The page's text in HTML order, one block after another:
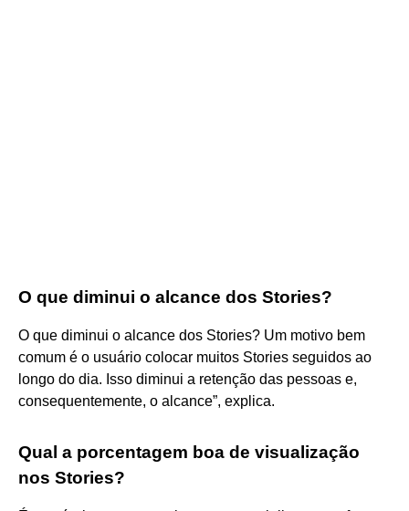
O que diminui o alcance dos Stories?
O que diminui o alcance dos Stories? Um motivo bem
comum é o usuário colocar muitos Stories seguidos ao
longo do dia. Isso diminui a retenção das pessoas e,
consequentemente, o alcance”, explica.
Qual a porcentagem boa de visualização
nos Stories?